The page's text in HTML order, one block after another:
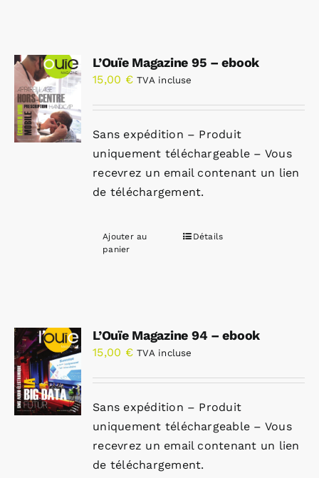
L’Ouïe Magazine 95 – ebook
15,00 € TVA incluse
Sans expédition – Produit
uniquement téléchargeable – Vous
recevrez un email contenant un lien
de téléchargement.
Ajouter au
panier
Détails
L’Ouïe Magazine 94 – ebook
15,00 € TVA incluse
Sans expédition – Produit
uniquement téléchargeable – Vous
recevrez un email contenant un lien
de téléchargement.